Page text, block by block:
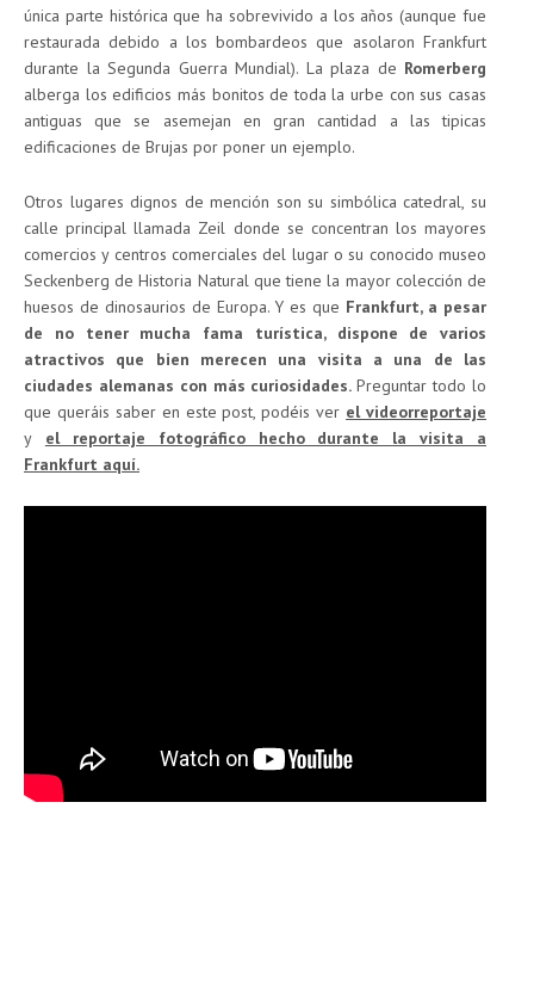
única parte histórica que ha sobrevivido a los años (aunque fue
restaurada debido a los bombardeos que asolaron Frankfurt
durante la Segunda Guerra Mundial). La plaza de Romerberg
alberga los edificios más bonitos de toda la urbe con sus casas
antiguas que se asemejan en gran cantidad a las tipicas
edificaciones de Brujas por poner un ejemplo.
Otros lugares dignos de mención son su simbólica catedral, su
calle principal llamada Zeil donde se concentran los mayores
comercios y centros comerciales del lugar o su conocido museo
Seckenberg de Historia Natural que tiene la mayor colección de
huesos de dinosaurios de Europa. Y es que Frankfurt, a pesar
de no tener mucha fama turística, dispone de varios
atractivos que bien merecen una visita a una de las
ciudades alemanas con más curiosidades.Preguntar todo lo
que queráis saber en este post, podéis ver el videorreportaje
y
el reportaje fotográfico hecho durante la visita a
Frankfurt aquí.